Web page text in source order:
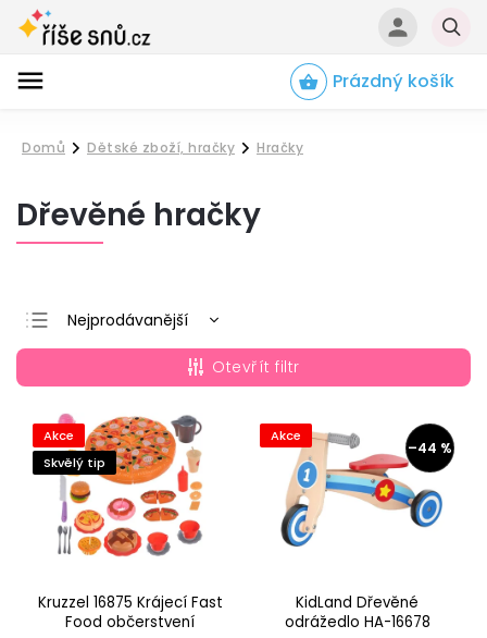
Prázdný košík
Domů
/
Dětské zboží, hračky
/
Hračky
Dřevěné hračky
Nejprodávanější
Nejlevnější
Nejdražší
Abecedně
Otevřít filtr
Akce
Skvělý tip
Kruzzel 16875 Krájecí Fast
Food občerstvení
Akce
–44 %
KidLand Dřevěné
odrážedlo HA-16678